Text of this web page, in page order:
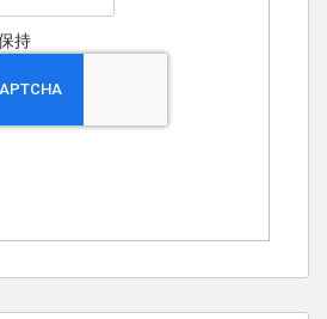
持